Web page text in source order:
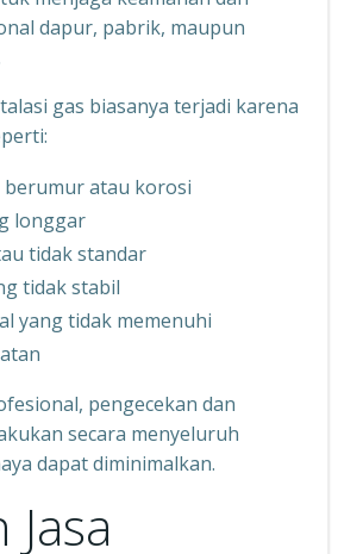
dapur, pabrik, maupun
gas biasanya terjadi karena
berumur atau korosi
longgar
tidak standar
tidak stabil
yang tidak memenuhi
pengecekan dan
secara menyeluruh
dapat diminimalkan.